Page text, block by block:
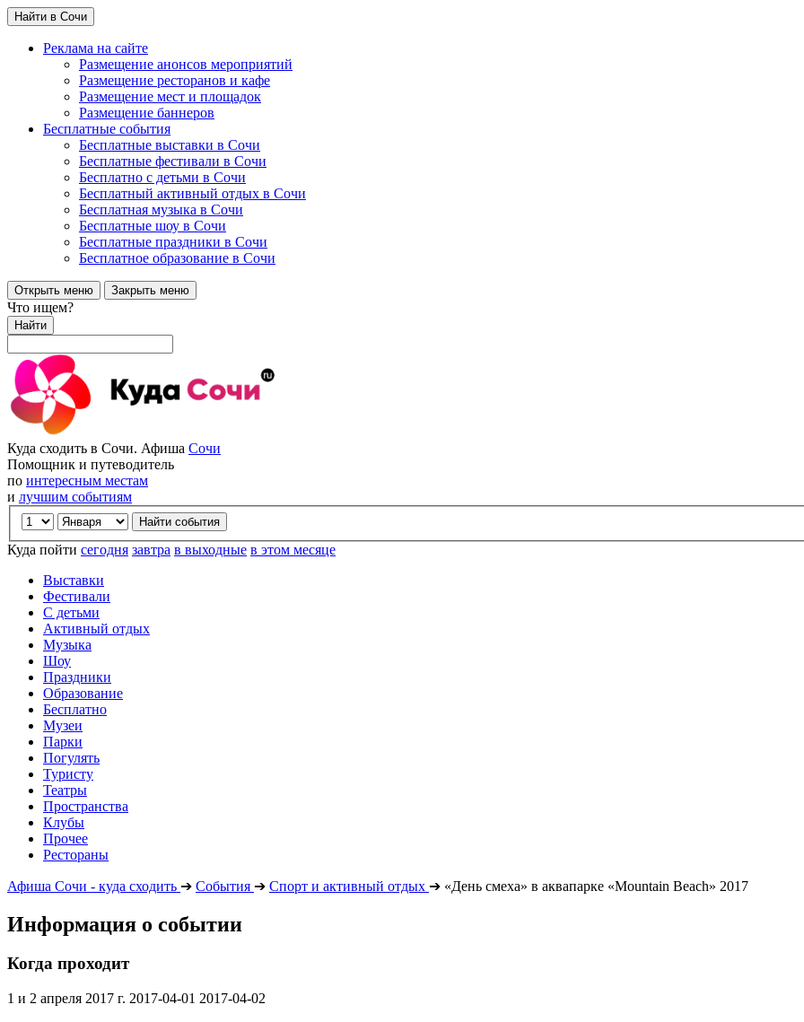
Найти в Сочи
Реклама на сайте
Размещение анонсов мероприятий
Размещение ресторанов и кафе
Размещение мест и площадок
Размещение баннеров
Бесплатные события
Бесплатные выставки в Сочи
Бесплатные фестивали в Сочи
Бесплатно с детьми в Сочи
Бесплатный активный отдых в Сочи
Бесплатная музыка в Сочи
Бесплатные шоу в Сочи
Бесплатные праздники в Сочи
Бесплатное образование в Сочи
Открыть меню Закрыть меню
Что ищем?
Найти
Куда сходить в Сочи. Афиша Сочи
Помощник и путеводитель
по интересным местам
и лучшим событиям
Куда пойти сегодня завтра в выходные в этом месяце
Выставки
Фестивали
С детьми
Активный отдых
Музыка
Шоу
Праздники
Образование
Бесплатно
Музеи
Парки
Погулять
Туристу
Театры
Пространства
Клубы
Прочее
Рестораны
Афиша Сочи - куда сходить ➔ События ➔ Спорт и активный отдых ➔ «День смеха» в аквапарке «Mountain Beach» 2017
Информация о событии
Когда проходит
1 и 2 апреля 2017 г. 2017-04-01 2017-04-02